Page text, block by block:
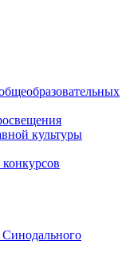
культуры
Синодального